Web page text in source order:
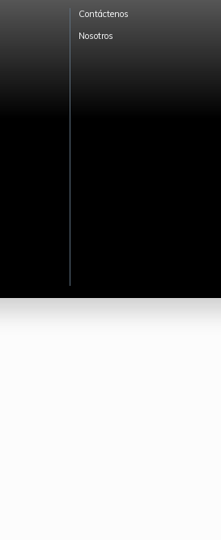
Contáctenos
Nosotros